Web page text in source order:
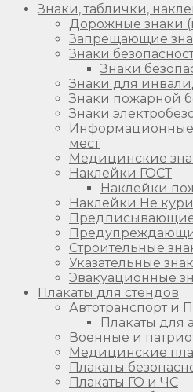
Знаки, таблички,
Дорожные знаки
Запрещающие
Знаки
Знаки
Знаки для
Знаки пожарной
Знаки
Информационные
мест
Медицинские
Наклейки ГОСТ
Наклейки
Наклейки Не
Предписывающие
Строительные
Указательные
Эвакуационные
Плакаты для стендов
Автотранспорт и
Плакаты для
Военные и
Медицинские
Плакаты
Плакаты ГО и ЧС